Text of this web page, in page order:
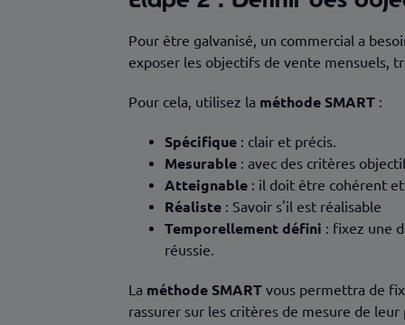
Pour être galvanisé, un commercial a
exposer les objectifs de vente mensuels,
Pour cela, utilisez la méthode SMART :
Spécifique : clair et précis.
Mesurable : avec des critères
Atteignable : il doit être cohérent
Réaliste : Savoir s'il est réalisable
Temporellement défini : fixez une
réussie.
La méthode SMART vous permettra de
rassurer sur les critères de mesure de leur